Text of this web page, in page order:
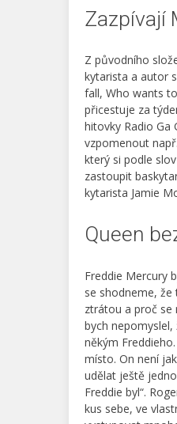
Zazpívají
Z původního
kytarista a autor
fall, Who wants
přicestuje za
hitovky Radio Ga
vzpomenout
který si podle
zastoupit
kytarista Jamie
Queen
Freddie Mercury
se shodneme,
ztrátou a proč se
bych
někým
místo. On není
udělat ještě
Freddie byl“.
kus sebe, ve